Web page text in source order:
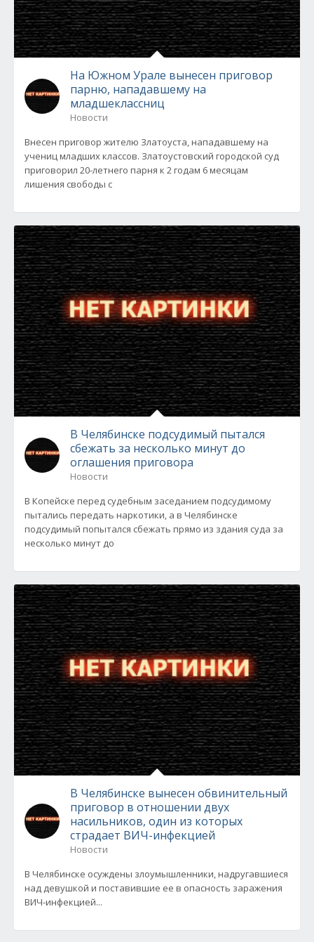
На Южном Урале вынесен приговор
парню, нападавшему на
младшеклассниц
Новости
Внесен приговор жителю Златоуста, нападавшему на
учениц младших классов. Златоустовский городской суд
приговорил 20-летнего парня к 2 годам 6 месяцам
лишения свободы с
В Челябинске подсудимый пытался
сбежать за несколько минут до
оглашения приговора
Новости
В Копейске перед судебным заседанием подсудимому
пытались передать наркотики, а в Челябинске
подсудимый попытался сбежать прямо из здания суда за
несколько минут до
В Челябинске вынесен обвинительный
приговор в отношении двух
насильников, один из которых
страдает ВИЧ-инфекцией
Новости
В Челябинске осуждены злоумышленники, надругавшиеся
над девушкой и поставившие ее в опасность заражения
ВИЧ-инфекцией...